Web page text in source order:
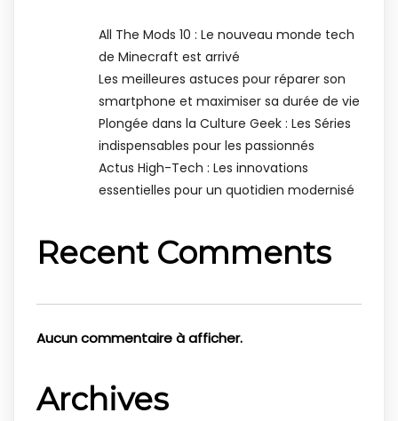
All The Mods 10 : Le nouveau monde tech
de Minecraft est arrivé
Les meilleures astuces pour réparer son
smartphone et maximiser sa durée de vie
Plongée dans la Culture Geek : Les Séries
indispensables pour les passionnés
Actus High-Tech : Les innovations
essentielles pour un quotidien modernisé
Recent Comments
Aucun commentaire à afficher.
Archives